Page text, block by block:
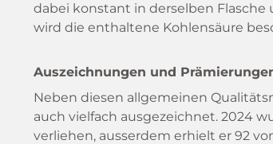
dabei konstant in derselben Flasche
wird die enthaltene Kohlensäure
Auszeichnungen und
Neben diesen allgemeinen
auch vielfach ausgezeichnet. 2024
verliehen, ausserdem erhielt er 92